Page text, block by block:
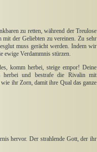
zu retten, während der Treulose
der Geliebten zu vereinen. Zu sehr
muss gerächt werden. Indem wir
ewige Verdammnis stürzen.
komm herbei, steige empor! Deine
herbei und bestrafe die Rivalin mit
ihr Zorn, damit ihre Qual das ganze
hervor. Der strahlende Gott, der ihr